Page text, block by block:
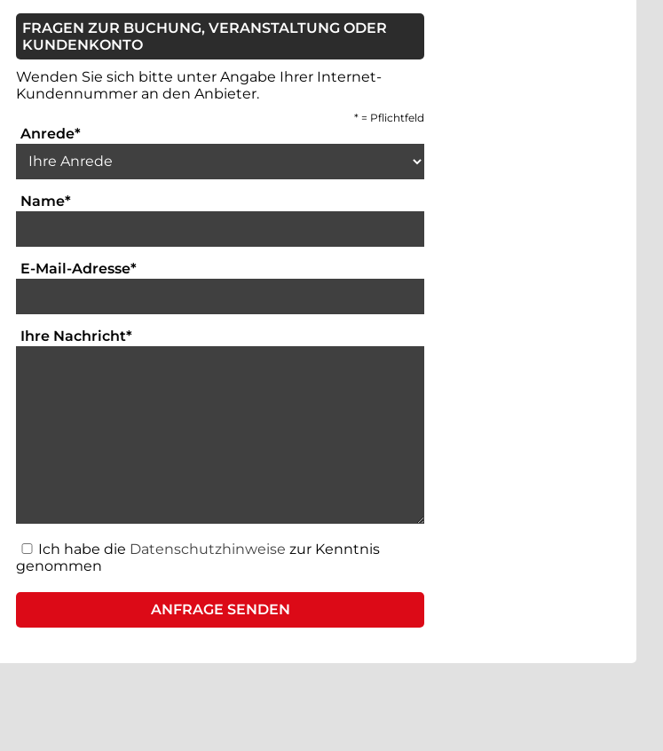
FRAGEN ZUR BUCHUNG, VERANSTALTUNG ODER
KUNDENKONTO
Wenden Sie sich bitte unter Angabe Ihrer Internet-
Kundennummer an den Anbieter.
* = Pflichtfeld
Anrede*Auswahlbox für die Anrede. Dies ist ein Pflichtfeld.
Name*Textfeld für die Eingabe Ihres Namens. Dies ist ein Pflichtfeld.
E-Mail-Adresse*Textfeld für die Eingabe der Email-Adresse. Dies ist ein Pflichtfeld.
Ihre Nachricht*Bitte geben Sie hier Ihre Anfrage ein, die Sie per E-Mail an den Anbieter
Ich habe die Datenschutzhinweise zur Kenntnis
genommen